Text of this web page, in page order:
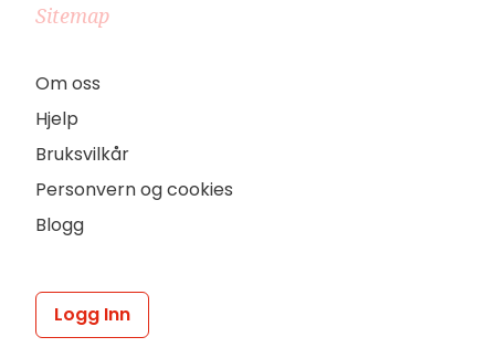
Sitemap
Om oss
Hjelp
Bruksvilkår
Personvern og cookies
Blogg
Logg Inn